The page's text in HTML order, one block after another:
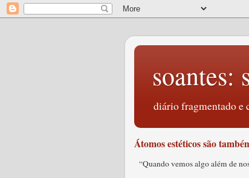
soantes:
diário fragmentado e
Átomos estéticos são
“Quando vemos algo além de